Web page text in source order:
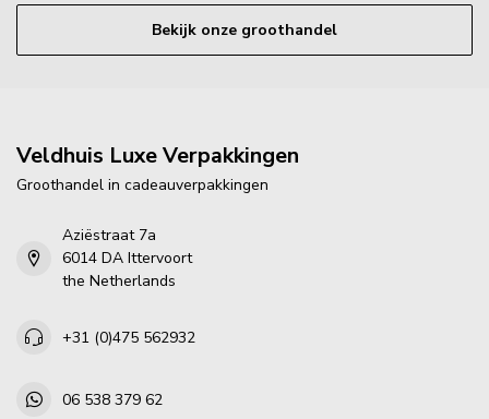
Bekijk onze groothandel
Veldhuis Luxe Verpakkingen
Groothandel in cadeauverpakkingen
Aziëstraat 7a
6014 DA Ittervoort
the Netherlands
+31 (0)475 562932
06 538 379 62